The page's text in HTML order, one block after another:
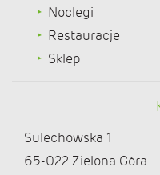
Noclegi
Restauracje
Sklep
Sulechowska 1
65-022 Zielona Góra